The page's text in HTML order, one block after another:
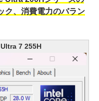
ク、消費電力のバラン
7 255H